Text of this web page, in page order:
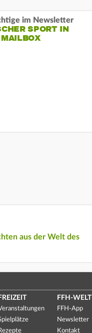
im Newsletter
SPORT IN
aus der Welt des
FREIZEIT FFH-WELT
FFH-App
Newsletter
Kontakt